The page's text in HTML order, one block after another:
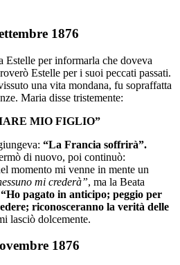
1876
Estelle per informarla che doveva
Estelle per i suoi peccati passati.
una vita mondana, fu sopraffatta
Maria disse tristemente:
MIO FIGLIO”
“La Francia soffrirà”.
di nuovo, poi continuò:
momento mi venne in mente un
mi crederà”, ma la Beata
“Ho pagato in anticipo; peggio per
riconosceranno la verità delle
lasciò dolcemente.
1876